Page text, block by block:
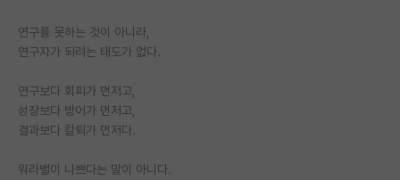
연구를 못하는 것이 아니라,
연구자가 되려는 태도가 없다.
연구보다 회피가 먼저고,
성장보다 방어가 먼저고,
결과보다 칼퇴가 먼저다.
워라밸이 나쁘다는 말이 아니다.